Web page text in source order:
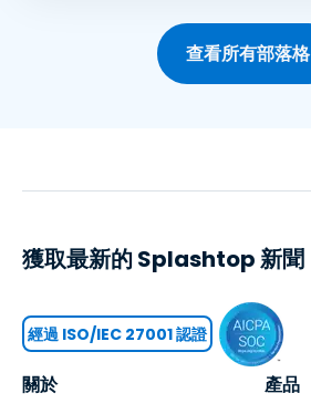
查看所有部落格
關於 產品
獲取最新的 Splashtop 新聞
經過 ISO/IEC 27001 認證